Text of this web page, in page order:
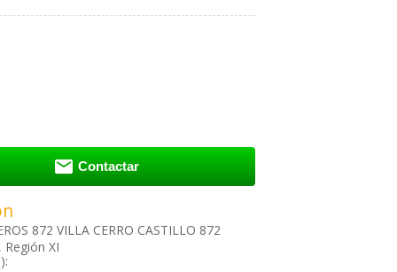
 Contactar
872 VILLA CERRO CASTILLO 872
Región XI